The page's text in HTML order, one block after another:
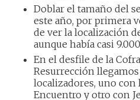
Doblar el tamaño del
este año, por primera
de ver la localización
aunque había casi
En el desfile de la
Resurrección llegamos
localizadores, uno con
Encuentro y otro con